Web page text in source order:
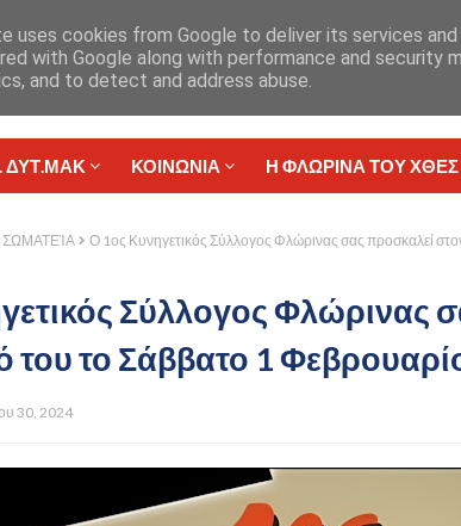
ΔΥΤ.ΜΑΚ ΚΟΙΝΩΝΙΑ Η ΦΛΩΡΙΝΑ ΤΟΥ ΧΘΕΣ
ΣΩΜΑΤΕΊΑ
Ο 1ος Κυνηγετικός Σύλλογος Φλώρινας σας προσκαλεί
Σύλλογος Φλώρινας
του το Σάββατο 1
30, 2024
uses cookies from Google to deliver its services
with Google along with performance and security
and to detect and address abuse.